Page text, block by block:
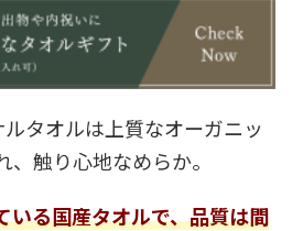
タオルは上質なオーガニッ
触り心地なめらか。
いる国産タオルで、品質は間